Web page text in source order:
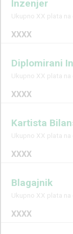
Inzenjer
Ukupno XX plata
XXXX
Diplomirani
Ukupno XX plata
XXXX
Kartista
Ukupno XX plata
XXXX
Blagajnik
Ukupno XX plata
XXXX